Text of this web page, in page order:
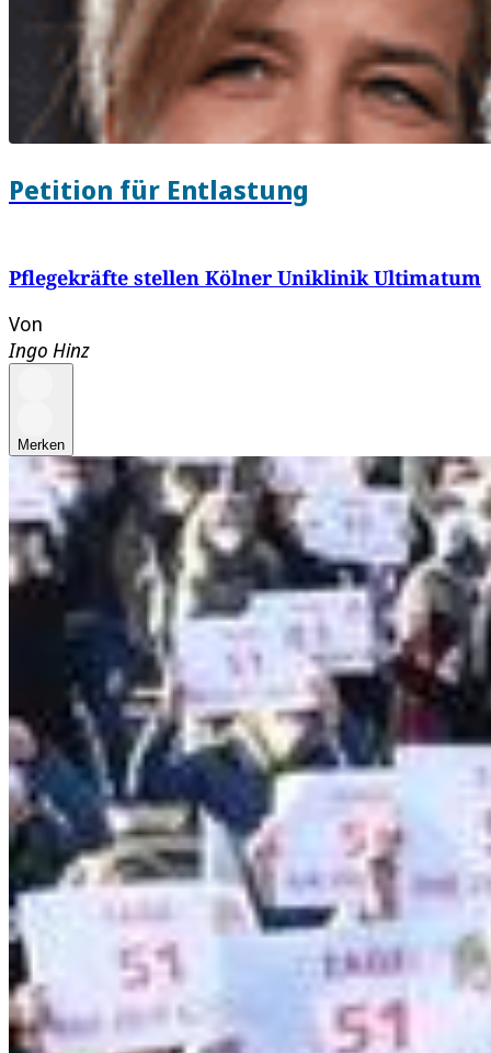
Petition für Entlastung
Pflegekräfte stellen Kölner Uniklinik Ultimatum
Von
Ingo Hinz
Merken